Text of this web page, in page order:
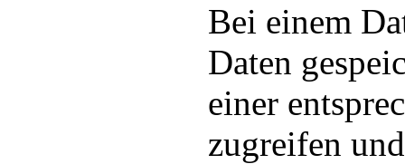
Bei einem
Daten
einer
zugreifen